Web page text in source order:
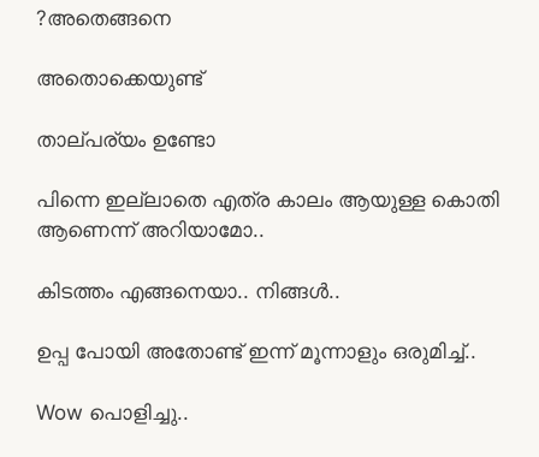
?അതെങ്ങനെ
അതൊക്കെയുണ്ട്
താല്പര്യം ഉണ്ടോ
പിന്നെ ഇല്ലാതെ എത്ര കാലം ആയുള്ള കൊതി
ആണെന്ന് അറിയാമോ..
കിടത്തം എങ്ങനെയാ.. നിങ്ങൾ..
ഉപ്പ പോയി അതോണ്ട് ഇന്ന് മൂന്നാളും ഒരുമിച്ച്..
Wow പൊളിച്ചു..